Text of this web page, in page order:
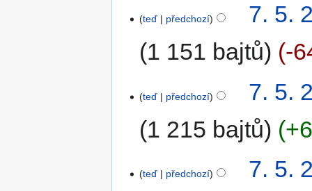
teď předchozí
7. 5.
1 151 bajtů
-
teď předchozí
7. 5.
1 215 bajtů
teď předchozí
7. 5.